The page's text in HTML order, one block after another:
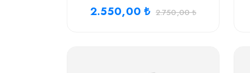
2.550,00 ₺ 2.750,00 ₺